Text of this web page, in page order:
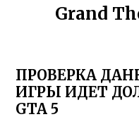
Grand
ПРОВЕРКА
ИГРЫ ИДЕТ
GTA 5